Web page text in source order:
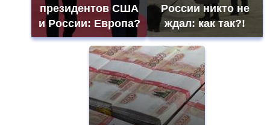
президентов США
и России: Европа?
России никто не
ждал: как так?!